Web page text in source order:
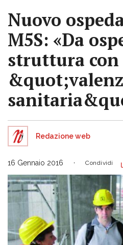
Nuovo
M5S: «Da
struttura con
Redazione web
16 Gennaio 2016 Condividi